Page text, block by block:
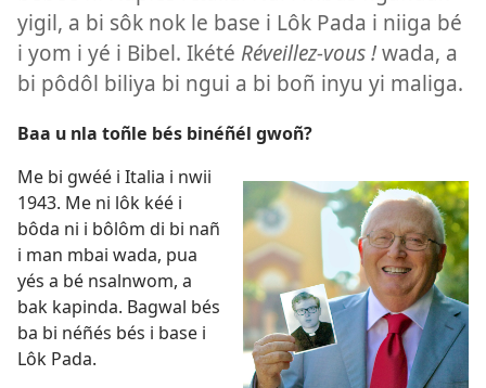
yigil, a bi sôk nok le base i Lôk Pada i niiga bé
i yom i yé i Bibel. Ikété Réveillez-vous !wada, a
bi pôdôl biliya bi ngui a bi boñ inyu yi maliga.
Baa u nla toñle bés binéñél gwoñ?
Me bi gwéé i Italia i nwii
1943. Me ni lôk kéé i
bôda ni i bôlôm di bi nañ
i man mbai wada, pua
yés a bé nsalnwom, a
bak kapinda. Bagwal bés
ba bi néñés bés i base i
Lôk Pada.